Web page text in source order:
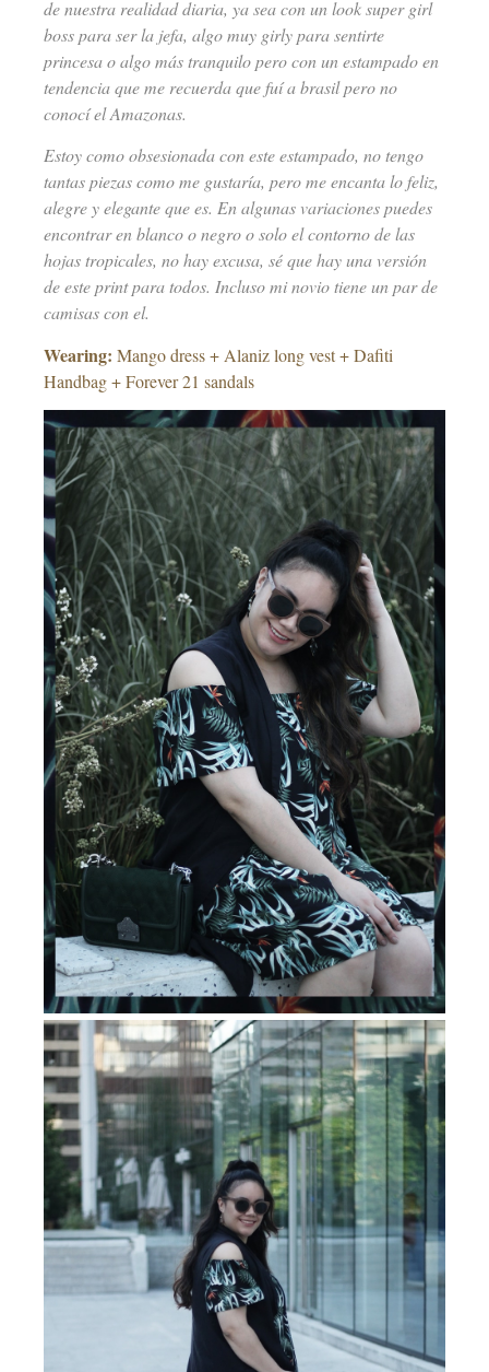
de nuestra realidad diaria, ya sea con un look super girl
boss para ser la jefa, algo muy girly para sentirte
princesa o algo más tranquilo pero con un estampado en
tendencia que me recuerda que fuí a brasil pero no
conocí el Amazonas.
Estoy como obsesionada con este estampado, no tengo
tantas piezas como me gustaría, pero me encanta lo feliz,
alegre y elegante que es. En algunas variaciones puedes
encontrar en blanco o negro o solo el contorno de las
hojas tropicales, no hay excusa, sé que hay una versión
de este print para todos. Incluso mi novio tiene un par de
camisas con el.
Wearing: Mango dress + Alaniz long vest + Dafiti
Handbag + Forever 21 sandals